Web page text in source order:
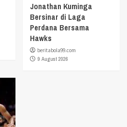
Jonathan Kuminga
Bersinar di Laga
Perdana Bersama
Hawks
beritabola99.com
9 August 2026